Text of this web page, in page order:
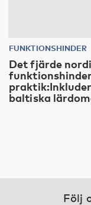
FUNKTIONSHINDER
Det fjärde
baltiska
Följ